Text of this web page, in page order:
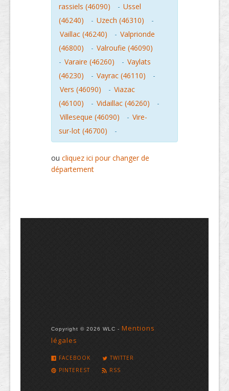
rassiels (46090)
- Ussel
(46240)
- Uzech (46310)
-
Vaillac (46240)
- Valprionde
(46800)
- Valroufie (46090)
- Varaire (46260) - Vaylats
(46230)
- Vayrac (46110)
-
Vers (46090)
- Viazac
(46100)
- Vidaillac (46260)
-
Villeseque (46090)
- Vire-
sur-lot (46700)
-
ou cliquez ici pour changer de
département
Copyright © 2026 WLC - Mentions
légales
FACEBOOK
TWITTER
PINTEREST
RSS